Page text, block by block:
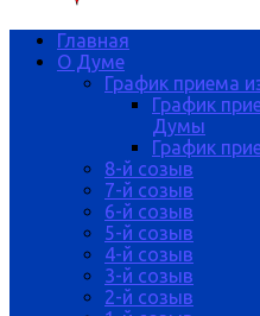
Главная
О Думе
График приема
График
Думы
График
8-й созыв
7-й созыв
6-й созыв
5-й созыв
4-й созыв
3-й созыв
2-й созыв